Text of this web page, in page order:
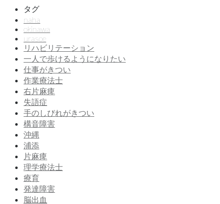
タグ
naha
okinawa
urasoe
リハビリテーション
一人で歩けるようになりたい
仕事がきつい
作業療法士
右片麻痺
失語症
手のしびれがきつい
構音障害
沖縄
浦添
片麻痺
理学療法士
療育
発達障害
脳出血